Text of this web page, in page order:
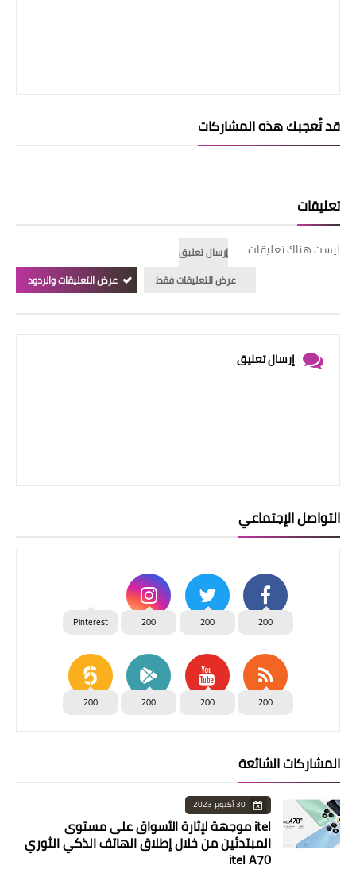
قد تُعجبك هذه المشاركات
تعليقات
ليست هناك تعليقات
إرسال تعليق
عرض التعليقات فقط
عرض التعليقات والردود
إرسال تعليق
التواصل الإجتماعي
200
200
200
Pinterest
200
200
200
200
المشاركات الشائعة
30 أكتوبر 2023
itel موجهة لإثارة الأسواق على مستوى
المبتدئين من خلال إطلاق الهاتف الذكي الثوري
itel A70